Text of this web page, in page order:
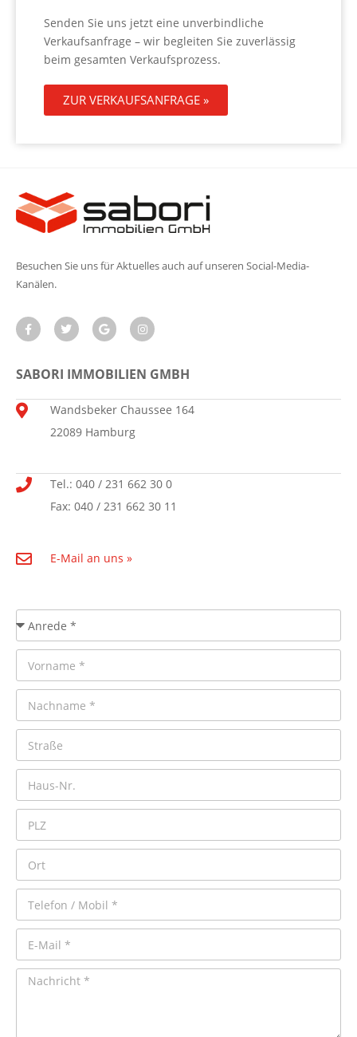
Senden Sie uns jetzt eine unverbindliche
Verkaufsanfrage – wir begleiten Sie zuverlässig
beim gesamten Verkaufsprozess.
ZUR VERKAUFSANFRAGE »
Besuchen Sie uns für Aktuelles auch auf unseren Social-Media-
Kanälen.
SABORI IMMOBILIEN GMBH
Wandsbeker Chaussee 164
22089 Hamburg
Tel.: 040 / 231 662 30 0
Fax: 040 / 231 662 30 11
E-Mail an uns »